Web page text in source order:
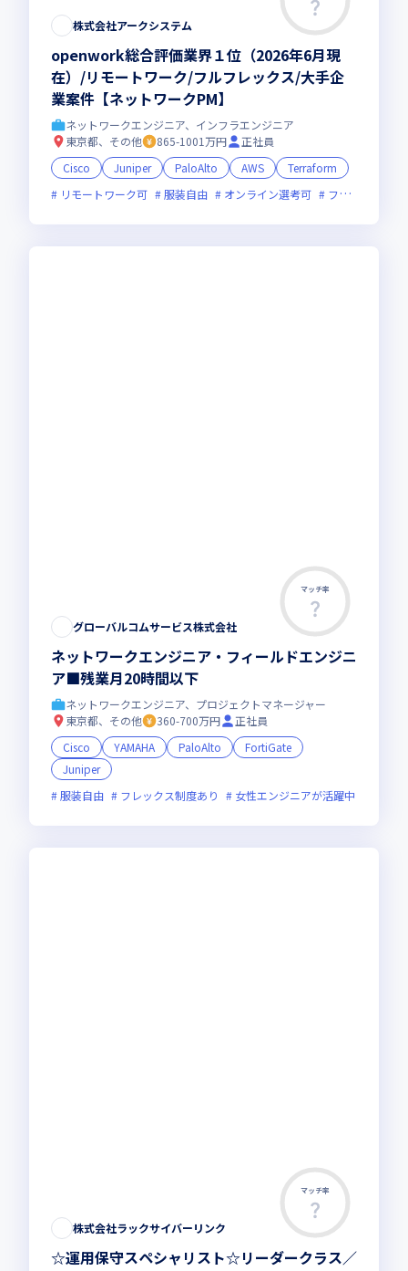
株式会社アークシステム
openwork総合評価業界１位（2026年6月現
在）/リモートワーク/フルフレックス/大手企
業案件【ネットワークPM】
ネットワークエンジニア、インフラエンジニア
東京都、その他
865-1001万円
正社員
Cisco
Juniper PaloAlto AWS
Terraform
リモートワーク可
服装自由 オンライン選考可 フレックス制度あり
マッチ率
グローバルコムサービス株式会社
ネットワークエンジニア・フィールドエンジニ
ア■残業月20時間以下
ネットワークエンジニア、プロジェクトマネージャー
東京都、その他
360-700万円
正社員
Cisco
YAMAHA PaloAlto
FortiGate
Juniper
服装自由
フレックス制度あり 女性エンジニアが活躍中
マッチ率
株式会社ラックサイバーリンク
☆運用保守スペシャリスト☆リーダークラス／